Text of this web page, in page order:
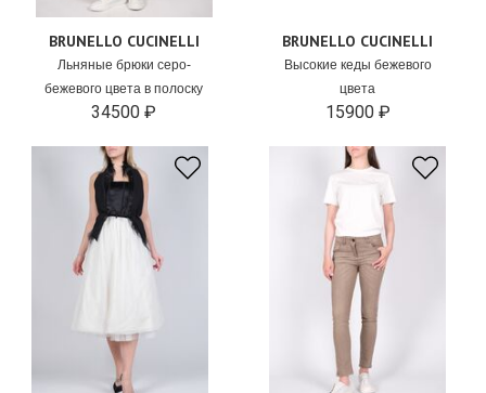
BRUNELLO CUCINELLI
Льняные брюки серо-
бежевого цвета в полоску
34500 ₽
BRUNELLO CUCINELLI
Высокие кеды бежевого
цвета
15900 ₽